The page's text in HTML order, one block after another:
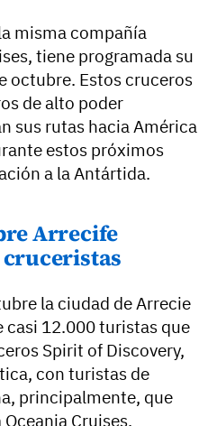
misma compañía
tiene programada su
octubre. Estos cruceros
de alto poder
sus rutas hacia América
estos próximos
a la Antártida.
Arrecife
la ciudad de Arrecie
casi 12.000 turistas que
Spirit of Discovery,
con turistas de
principalmente, que
Cruises.